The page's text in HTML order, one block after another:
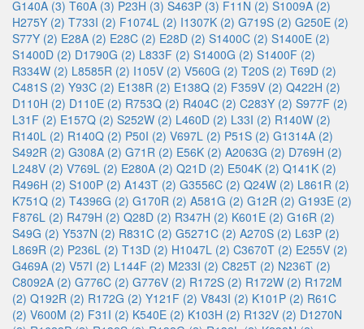
G140A (3) T60A (3) P23H (3) S463P (3) F11N (2) S1009A (2)
H275Y (2) T733I (2) F1074L (2) I1307K (2) G719S (2) G250E (2)
S77Y (2) E28A (2) E28C (2) E28D (2) S1400C (2) S1400E (2)
S1400D (2) D1790G (2) L833F (2) S1400G (2) S1400F (2)
R334W (2) L8585R (2) I105V (2) V560G (2) T20S (2) T69D (2)
C481S (2) Y93C (2) E138R (2) E138Q (2) F359V (2) Q422H (2)
D110H (2) D110E (2) R753Q (2) R404C (2) C283Y (2) S977F (2)
L31F (2) E157Q (2) S252W (2) L460D (2) L33I (2) R140W (2)
R140L (2) R140Q (2) P50I (2) V697L (2) P51S (2) G1314A (2)
S492R (2) G308A (2) G71R (2) E56K (2) A2063G (2) D769H (2)
L248V (2) V769L (2) E280A (2) Q21D (2) E504K (2) Q141K (2)
R496H (2) S100P (2) A143T (2) G3556C (2) Q24W (2) L861R (2)
K751Q (2) T4396G (2) G170R (2) A581G (2) G12R (2) G193E (2)
F876L (2) R479H (2) Q28D (2) R347H (2) K601E (2) G16R (2)
S49G (2) Y537N (2) R831C (2) G5271C (2) A270S (2) L63P (2)
L869R (2) P236L (2) T13D (2) H1047L (2) C3670T (2) E255V (2)
G469A (2) V57I (2) L144F (2) M233I (2) C825T (2) N236T (2)
C8092A (2) G776C (2) G776V (2) R172S (2) R172W (2) R172M
(2) Q192R (2) R172G (2) Y121F (2) V843I (2) K101P (2) R61C
(2) V600M (2) F31I (2) K540E (2) K103H (2) R132V (2) D1270N